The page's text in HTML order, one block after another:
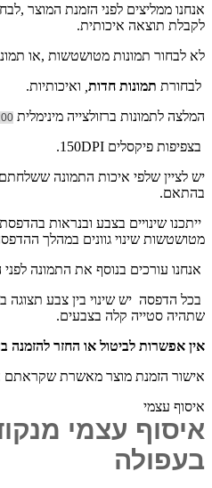
אנחנו ממליצים לפני הזמנת המוצר
לקבלת תוצאה איכותית.
לא לבחור תמונות מטושטשות ,או
לבחורת תמונות חדות ואיכותיות.
המלצה לתמונות ברזולצייה מינימלית
בצפיפות פיקסלים 150DPI.
יש לציין שלפי איכות התמונה
בהתאם.
ייתכנו שינויים בצבע ובנראות
מטושטשות שינוי גוונים במהלך
אנחנו עורכים בנוסף את התמונה
בכל הדפסה יש שינוי בין צבע תצוגה
שתהיה סטייה קלה בצבעים.
אין אפשרות לביטול או החזר להזמנה
אישור הזמנת מוצר מאשרת שקראתם
איסוף עצמי
איסוף עצמי
בעפולה